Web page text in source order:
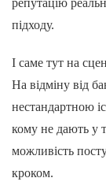
підходу.
І саме тут на
На відміну від
нестандартною
кому не дають у
можливість
кроком.